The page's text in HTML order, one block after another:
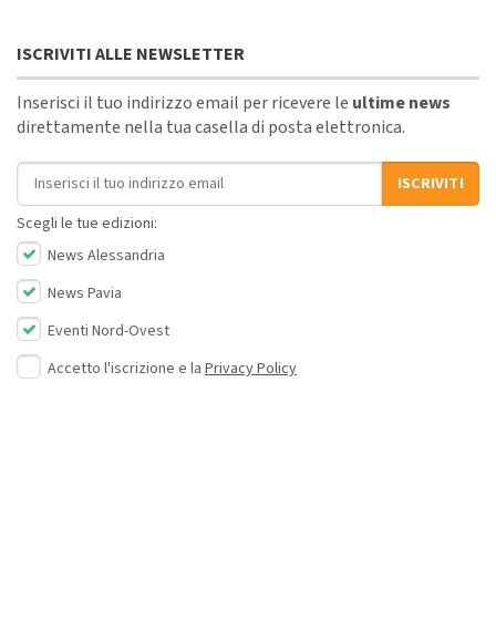
ISCRIVITI ALLE NEWSLETTER
Inserisci il tuo indirizzo email per ricevere le ultime news
direttamente nella tua casella di posta elettronica.
Indirizzo email
ISCRIVITI
Scegli le tue edizioni:
News Alessandria
News Pavia
Eventi Nord-Ovest
Accetto l'iscrizione e la Privacy Policy